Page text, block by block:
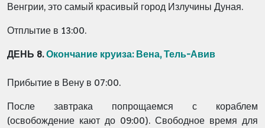
Венгрии, это самый красивый город Излучины Дуная.
Отплытие в 13:00.
ДЕНЬ 8.Окончание круиза: Вена, Тель-Авив
Прибытие в Вену в 07:00.
После завтрака попрощаемся с кораблем
(освобождение кают до 09:00). Свободное время для